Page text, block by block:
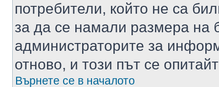
потребители, който не са
за да се намали размера на
администраторите за
отново, и този път се
Върнете се в началото